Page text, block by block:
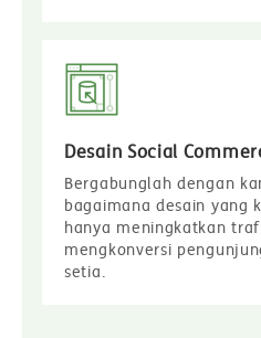
Desain Social
Bergabunglah dengan
bagaimana desain yang
hanya meningkatkan
mengkonversi
setia.